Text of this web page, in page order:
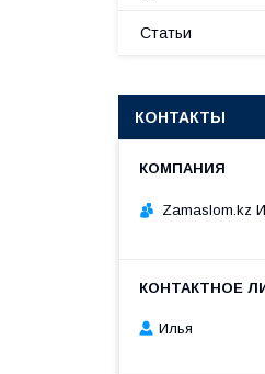
Статьи
КОНТАКТЫ
Zamaslom.kz
Илья